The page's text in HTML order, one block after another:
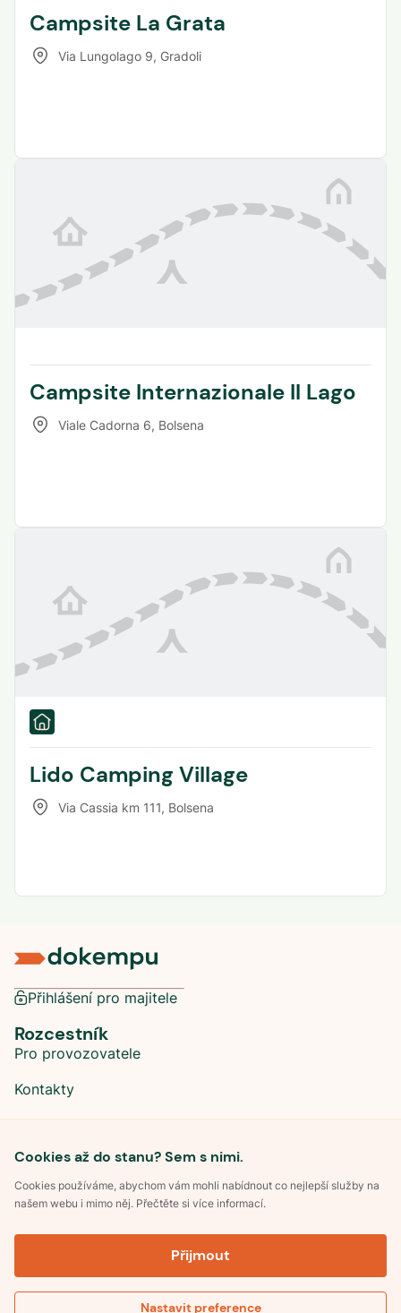
Campsite La Grata
Via Lungolago 9, Gradoli
Campsite Internazionale Il Lago
Viale Cadorna 6, Bolsena
Lido Camping Village
Via Cassia km 111, Bolsena
Cookies až do stanu? Sem s nimi.
Cookies používáme, abychom vám mohli nabídnout co nejlepší služby na
našem webu i mimo něj. Přečtěte si více informací.
Přijmout
Nastavit preference
Přihlášení pro majitele
Rozcestník
Pro provozovatele
Kontakty
Pravidla soutěže Kemp roku